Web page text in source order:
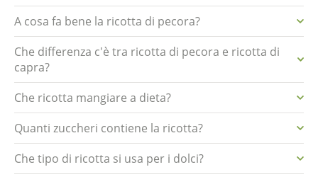
A cosa fa bene la ricotta di pecora?
Che differenza c'è tra ricotta di pecora e ricotta di
capra?
Che ricotta mangiare a dieta?
Quanti zuccheri contiene la ricotta?
Che tipo di ricotta si usa per i dolci?